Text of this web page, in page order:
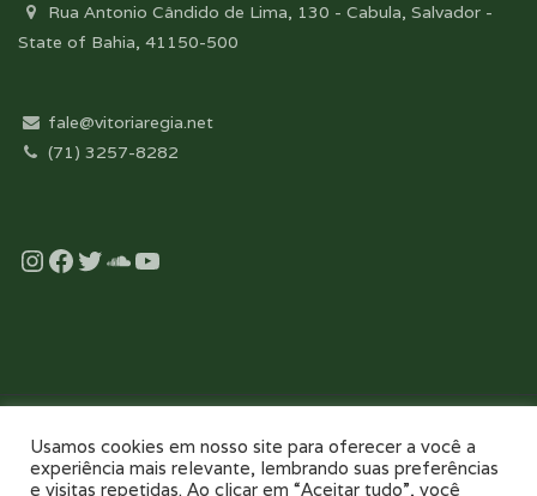
Rua Antonio Cândido de Lima, 130 - Cabula, Salvador -
State of Bahia, 41150-500
fale@vitoriaregia.net
(71) 3257-8282
Instagram
Facebook
Twitter
Soundcloud
YouTube
Desenvolvido com essência pela:
Usamos cookies em nosso site para oferecer a você a
experiência mais relevante, lembrando suas preferências
e visitas repetidas. Ao clicar em “Aceitar tudo”, você